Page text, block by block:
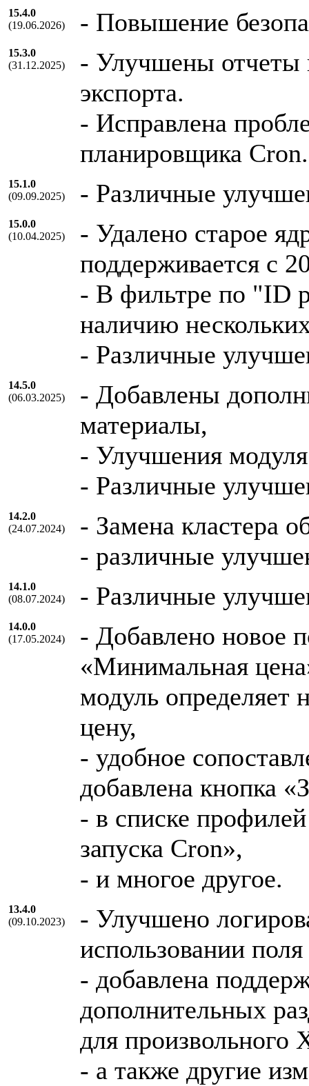
15.4.0
(19.06.2026)
- Повышение
15.3.0
(31.12.2025)
- Улучшены отчеты
экспорта.
- Исправлена
планировщика Cron.
15.1.0
(09.09.2025)
- Различные
15.0.0
(10.04.2025)
- Удалено старое
поддерживается с
- В фильтре по "ID
наличию
- Различные
14.5.0
(06.03.2025)
- Добавлены
материалы,
- Улучшения
- Различные
14.2.0
(24.07.2024)
- Замена кластера
- различные
14.1.0
(08.07.2024)
- Различные
14.0.0
(17.05.2024)
- Добавлено новое
«Минимальная
модуль определяет
цену,
- удобное
добавлена кнопка
- в списке
запуска Cron»,
- и многое другое.
13.4.0
(09.10.2023)
- Улучшено
использовании
- добавлена
дополнительных
для произвольного
- а также другие